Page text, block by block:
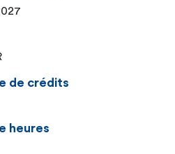
de crédits
heures